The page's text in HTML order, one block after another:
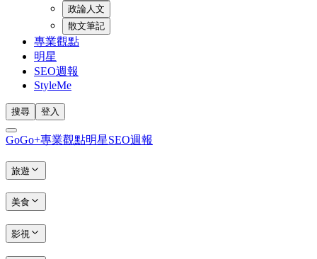
政論人文
散文筆記
專業觀點
明星
SEO週報
StyleMe
搜尋 登入
GoGo+專業觀點明星SEO週報
旅遊
美食
影視